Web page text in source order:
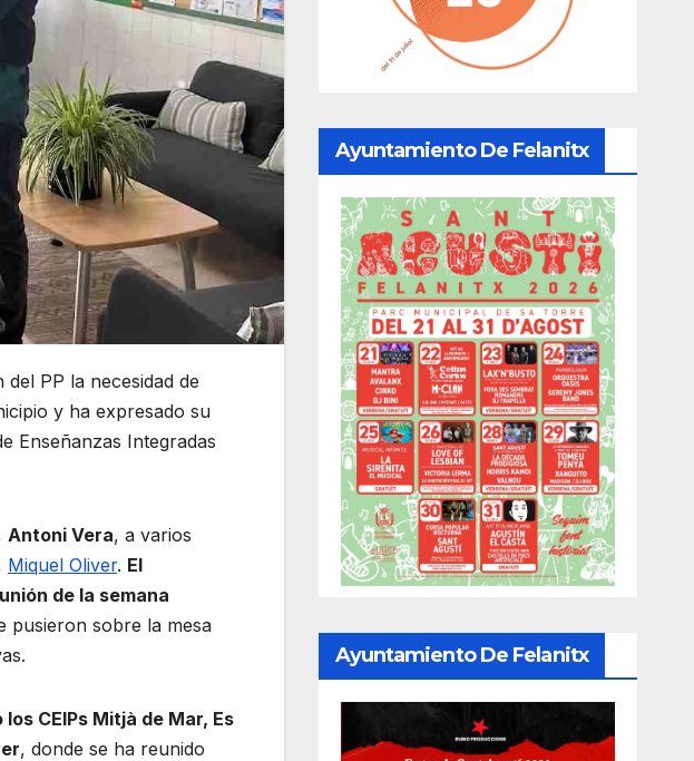
del PP la necesidad de
y ha expresado su
Enseñanzas Integradas
Antoni Vera, a varios
Miquel Oliver. El
de la semana
pusieron sobre la mesa
CEIPs Mitjà de Mar, Es
, donde se ha reunido
Ayuntamiento De Felanitx
Ayuntamiento De Felanitx